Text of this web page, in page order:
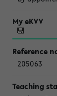
205063